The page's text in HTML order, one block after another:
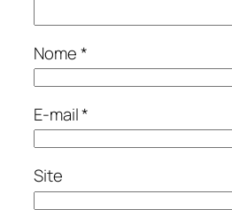
Nome*
E-mail*
Site